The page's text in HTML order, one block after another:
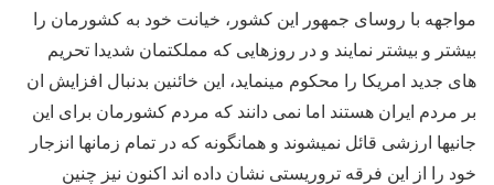
مواجهه با روسای جمهور این کشور، خیانت خود به کشورمان را
بیشتر و بیشتر نمایند و در روزهایی که مملکتمان شدیدا تحریم
های جدید امریکا را محکوم مینماید، این خائنین بدنبال افزایش ان
بر مردم ایران هستند اما نمی دانند که مردم کشورمان برای این
جانیها ارزشی قائل نمیشوند و همانگونه که در تمام زمانها انزجار
خود را از این فرقه تروریستی نشان داده اند اکنون نیز چنین